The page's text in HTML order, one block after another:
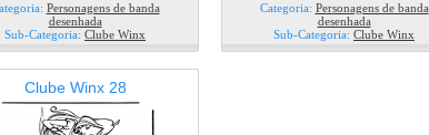
Personagens de banda
desenhada
Sub-Categoria: Clube Winx
Categoria: Personagens de banda
desenhada
Sub-Categoria: Clube Winx
Clube Winx 28